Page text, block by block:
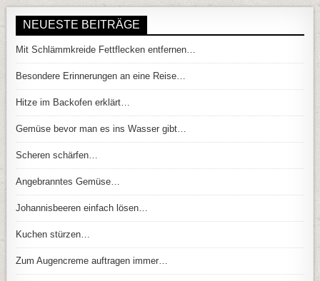
NEUESTE BEITRÄGE
Mit Schlämmkreide Fettflecken entfernen…
Besondere Erinnerungen an eine Reise…
Hitze im Backofen erklärt…
Gemüse bevor man es ins Wasser gibt…
Scheren schärfen…
Angebranntes Gemüse…
Johannisbeeren einfach lösen…
Kuchen stürzen…
Zum Augencreme auftragen immer…